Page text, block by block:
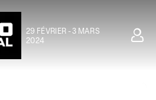
29 FÉVRIER - 3 MARS
2024